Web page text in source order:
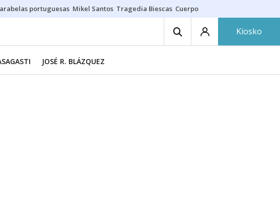
portuguesas Mikel Santos Tragedia Biescas Cuerpo ría
Kiosko
JOSÉ R. BLÁZQUEZ